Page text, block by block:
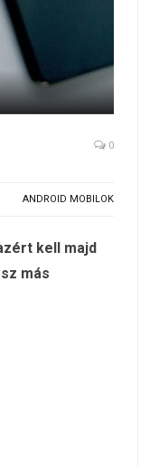
0
ANDROID MOBILOK
kell majd
más